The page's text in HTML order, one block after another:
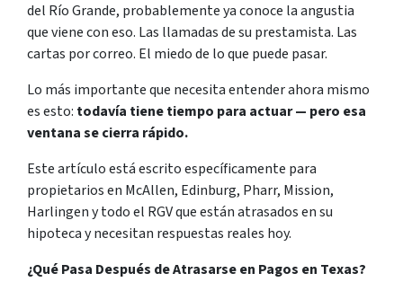
del Río Grande, probablemente ya conoce la angustia
que viene con eso. Las llamadas de su prestamista. Las
cartas por correo. El miedo de lo que puede pasar.
Lo más importante que necesita entender ahora mismo
es esto: todavía tiene tiempo para actuar — pero esa
ventana se cierra rápido.
Este artículo está escrito específicamente para
propietarios en McAllen, Edinburg, Pharr, Mission,
Harlingen y todo el RGV que están atrasados en su
hipoteca y necesitan respuestas reales hoy.
¿Qué Pasa Después de Atrasarse en Pagos en Texas?